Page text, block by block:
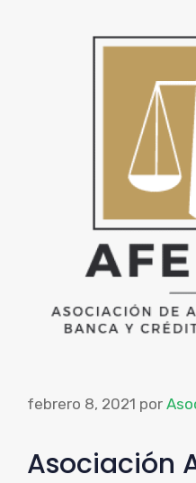
febrero 8, 2021 por
Asociación